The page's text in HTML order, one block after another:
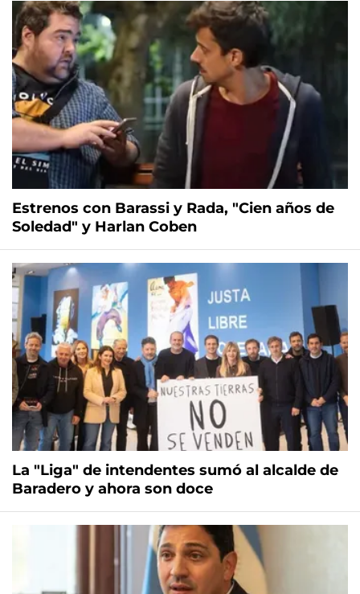
Estrenos con Barassi y Rada, "Cien años de
Soledad" y Harlan Coben
La "Liga" de intendentes sumó al alcalde de
Baradero y ahora son doce